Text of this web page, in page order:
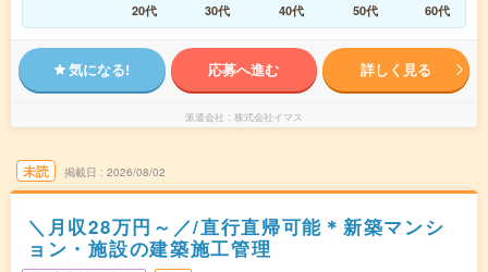
20代
30代 40代 50代 60代
気になる! 応募へ進む 詳しく見る
派遣会社 株式会社イマス
未読 掲載日 2026/08/02
＼月収28万円～／/直行直帰可能＊新築マンシ
ョン・施設の建築施工管理